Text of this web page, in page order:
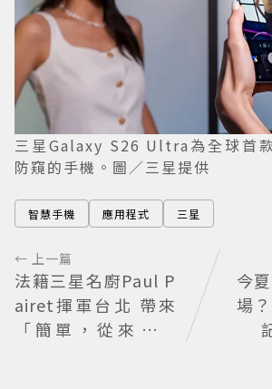
三星Galaxy S26 Ultra為全球首
防窺的手機。圖／三星提供
智慧手機 應用程式 三星
← 上一篇
法籍三星名廚Paul P
airet揮軍台北 帶來
「簡單，從來不簡
今
場